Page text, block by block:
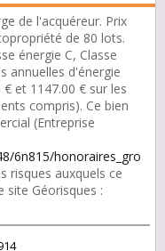
de l'acquéreur. Prix
de 80 lots.
énergie C, Classe
annuelles d'énergie
et 1147.00 € sur les
compris). Ce bien
(Entreprise
6n815/honoraires_gro
risques auxquels ce
site Géorisques :